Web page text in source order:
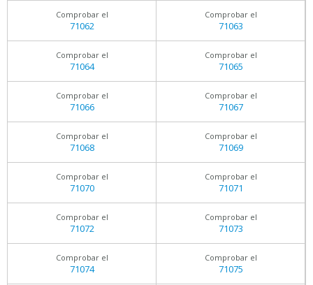
Comprobar el
71062
Comprobar el
71063
Comprobar el
71064
Comprobar el
71065
Comprobar el
71066
Comprobar el
71067
Comprobar el
71068
Comprobar el
71069
Comprobar el
71070
Comprobar el
71071
Comprobar el
71072
Comprobar el
71073
Comprobar el
71074
Comprobar el
71075